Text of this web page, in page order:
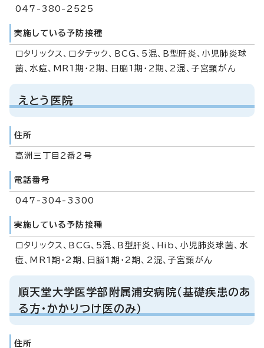
047-380-2525
実施している予防接種
ロタリックス、ロタテック、BCG、5混、B型肝炎、小児肺炎球
菌、水痘、MR1期・2期、日脳1期・2期、2混、子宮頸がん
えとう医院
住所
高洲三丁目2番2号
電話番号
047-304-3300
実施している予防接種
ロタリックス、BCG、5混、B型肝炎、Hib、小児肺炎球菌、水
痘、MR1期・2期、日脳1期・2期、2混、子宮頸がん
順天堂大学医学部附属浦安病院（基礎疾患のあ
る方・かかりつけ医のみ）
住所